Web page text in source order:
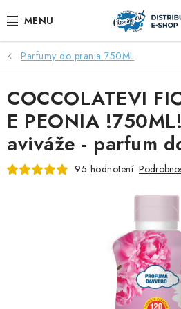
na
ZĽAVY AŽ DO -40%
COCCOLATEVI®️🇮🇹💙
🌷DEO DUE®️🩷🇮🇹
SAPONE DI TOSCANA®️🇮🇹🌸
Parfumy do prania 750ML
COCCOLATEVI
E PEONIA
aviváže - parfum
95 hodnotení